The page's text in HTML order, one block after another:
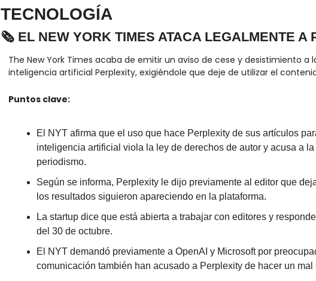
TECNOLOGÍA
🗞️ EL NEW YORK TIMES ATACA LEGALMENTE A
The New York Times acaba de emitir un aviso de cese y desistimiento a
inteligencia artificial Perplexity, exigiéndole que deje de utilizar el
Puntos clave:
El NYT afirma que el uso que hace Perplexity de sus artículos
inteligencia artificial viola la ley de derechos de autor y acusa a
periodismo.
Según se informa, Perplexity le dijo previamente al editor que
los resultados siguieron apareciendo en la plataforma.
La startup dice que está abierta a trabajar con editores y
del 30 de octubre.
El NYT demandó previamente a OpenAI y Microsoft por
comunicación también han acusado a Perplexity de hacer un mal